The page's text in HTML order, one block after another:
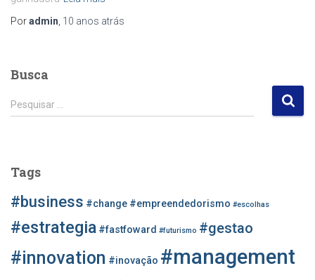
Poradmin 10 anos atrás
Busca
P
e
a
r
o
Pesquisar …
Tags
#business #change #empreendedorismo #escolhas
#estrategia #fastfoward #futurismo #gestao
#innovation #inovação #management